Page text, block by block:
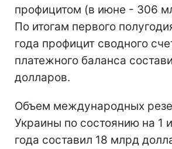
профицитом (в июне - 306
По итогам первого
года профицит сводного
платежного баланса
долларов.
Объем международных
Украины по состоянию на 1
года составил 18 млрд